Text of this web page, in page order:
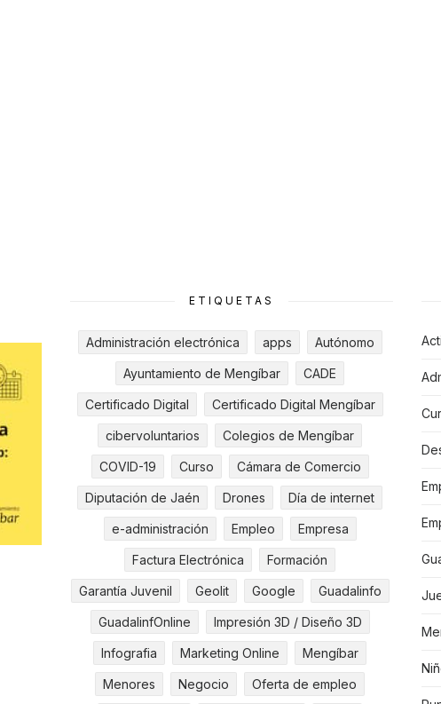
ETIQUETAS
Administración electrónica apps Autónomo
Ayuntamiento de Mengíbar CADE
Certificado Digital Certificado Digital Mengíbar
cibervoluntarios Colegios de Mengíbar
COVID-19 Curso Cámara de Comercio
Diputación de Jaén Drones Día de internet
e-administración Empleo Empresa
Factura Electrónica Formación
Garantía Juvenil Geolit Google Guadalinfo
GuadalinfOnline Impresión 3D / Diseño 3D
Infografia Marketing Online Mengíbar
Menores Negocio Oferta de empleo